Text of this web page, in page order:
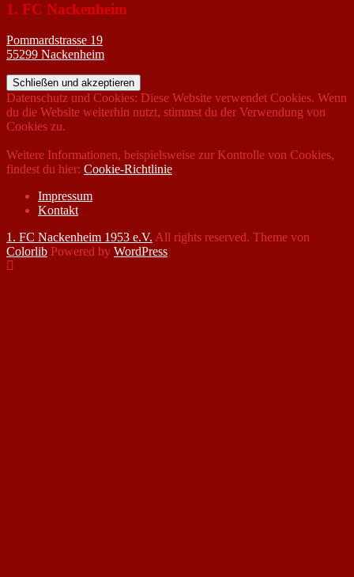
1. FC Nackenheim
Pommardstrasse 19
55299 Nackenheim
Datenschutz und Cookies: Diese Website verwendet Cookies. Wenn
du die Website weiterhin nutzt, stimmst du der Verwendung von
Cookies zu.
Weitere Informationen, beispielsweise zur Kontrolle von Cookies,
findest du hier: Cookie-Richtlinie
Impressum
Kontakt
1. FC Nackenheim 1953 e.V. All rights reserved. Theme von
Colorlib Powered by WordPress